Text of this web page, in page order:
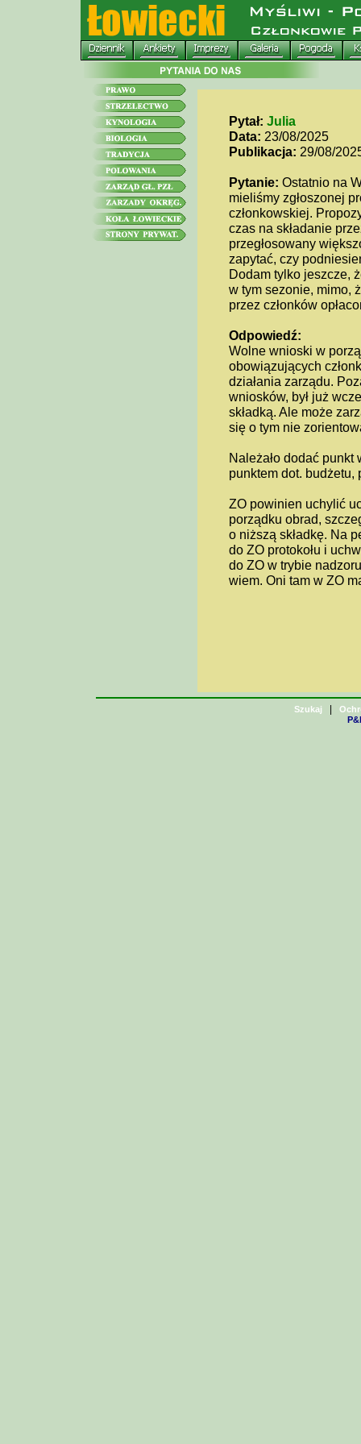
Pytał: Julia
Data: 23/08/2025
Publikacja: 29/08/
Pytanie: Ostatnio na
mieliśmy zgłoszonej
członkowskiej.
czas na składanie
przegłosowany
zapytać, czy
Dodam tylko jeszcze,
w tym sezonie, mimo,
przez członków
Odpowiedź:
Wolne wnioski w
obowiązujących
działania zarządu.
wniosków, był już
składką. Ale może
się o tym nie
Należało dodać punkt
punktem dot.
ZO powinien uchylić
porządku obrad,
o niższą składkę. Na
do ZO protokołu i
do ZO w trybie
wiem. Oni tam w ZO
Szukaj